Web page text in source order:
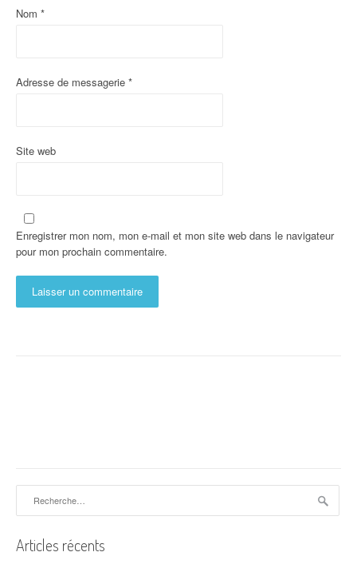
Nom *
Adresse de messagerie *
Site web
Enregistrer mon nom, mon e-mail et mon site web dans le navigateur
pour mon prochain commentaire.
Articles récents